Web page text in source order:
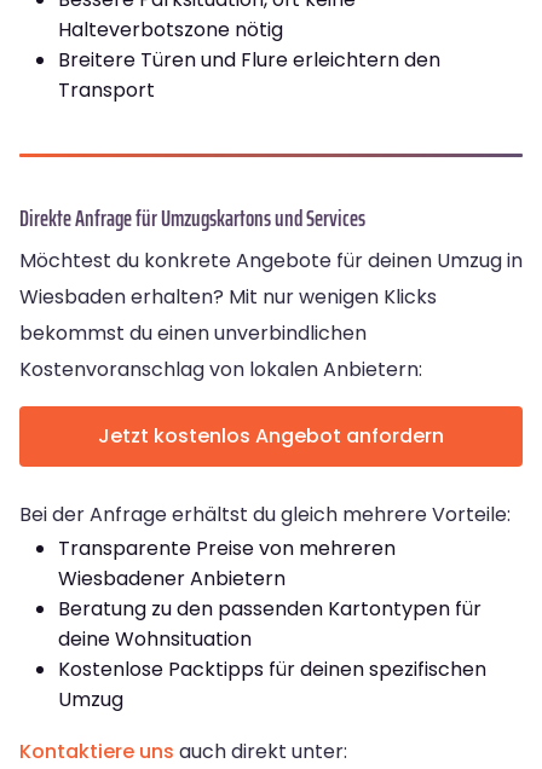
Halteverbotszone nötig
Breitere Türen und Flure erleichtern den
Transport
Direkte Anfrage für Umzugskartons und Services
Möchtest du konkrete Angebote für deinen Umzug in
Wiesbaden erhalten? Mit nur wenigen Klicks
bekommst du einen unverbindlichen
Kostenvoranschlag von lokalen Anbietern:
Jetzt kostenlos Angebot anfordern
Bei der Anfrage erhältst du gleich mehrere Vorteile:
Transparente Preise von mehreren
Wiesbadener Anbietern
Beratung zu den passenden Kartontypen für
deine Wohnsituation
Kostenlose Packtipps für deinen spezifischen
Umzug
Kontaktiere uns auch direkt unter: